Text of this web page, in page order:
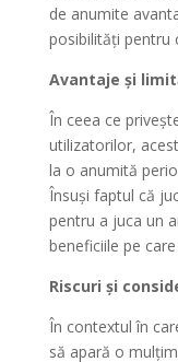
de anumite
posibilități pentru
Avantaje și
În ceea ce
utilizatorilor,
la o anumită
Însuși faptul că
pentru a juca un
beneficiile pe
Riscuri și
În contextul în
să apară o